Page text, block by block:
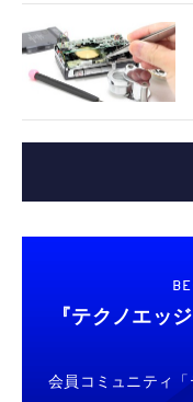
『テクノエッ
会員コミュニティ